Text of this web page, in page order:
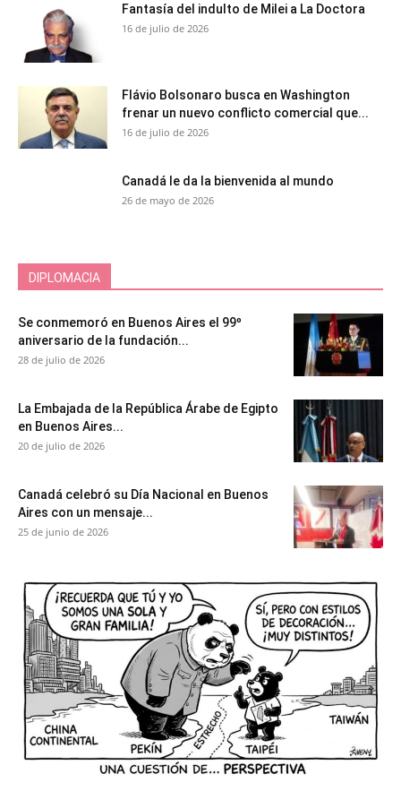
Fantasía del indulto de Milei a La Doctora
16 de julio de 2026
Flávio Bolsonaro busca en Washington
frenar un nuevo conflicto comercial que...
16 de julio de 2026
Canadá le da la bienvenida al mundo
26 de mayo de 2026
DIPLOMACIA
Se conmemoró en Buenos Aires el 99º
aniversario de la fundación...
28 de julio de 2026
La Embajada de la República Árabe de Egipto
en Buenos Aires...
20 de julio de 2026
Canadá celebró su Día Nacional en Buenos
Aires con un mensaje...
25 de junio de 2026